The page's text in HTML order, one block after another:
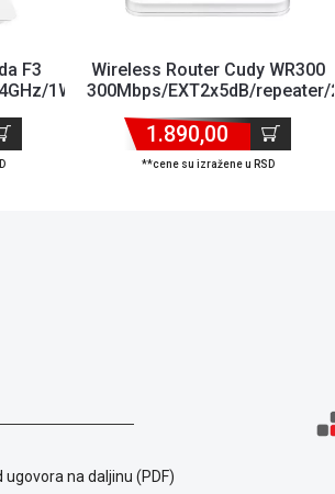
F3
1WAN/3LAN/AP
Wireless Router Cudy WR300
300Mbps/EXT2x5dB/repeater/
1.890,00
**cene su izražene u RSD
na daljinu (PDF)